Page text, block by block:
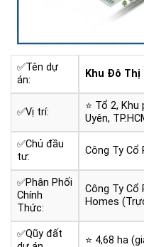
✅Tên dự
án:
Khu Đô Thị
✅Vị trí:
⭐ Tổ 2,
Uyên,
✅Chủ đầu
tư:
Công Ty Cổ
✅Phân Phối
Chính
Thức:
Công Ty Cổ
Homes
✅Qũy đất
⭐ 4,68 ha